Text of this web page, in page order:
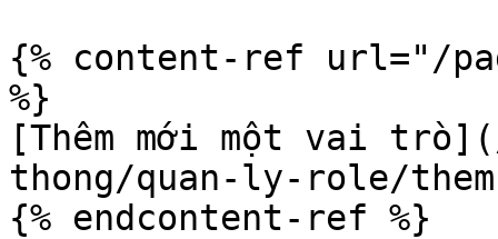
{% content-ref url="/
%}
[Thêm mới một vai
thong/quan-ly-role/
{% endcontent-ref %}